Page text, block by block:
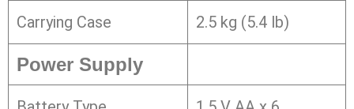
Carrying Case 2.5 kg (5.4 lb)
Power Supply